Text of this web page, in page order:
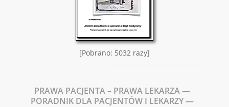
[Pobrano: 5032 razy]
PRAWA PACJENTA – PRAWA LEKARZA —
PORADNIK DLA PACJENTÓW I LEKARZY —